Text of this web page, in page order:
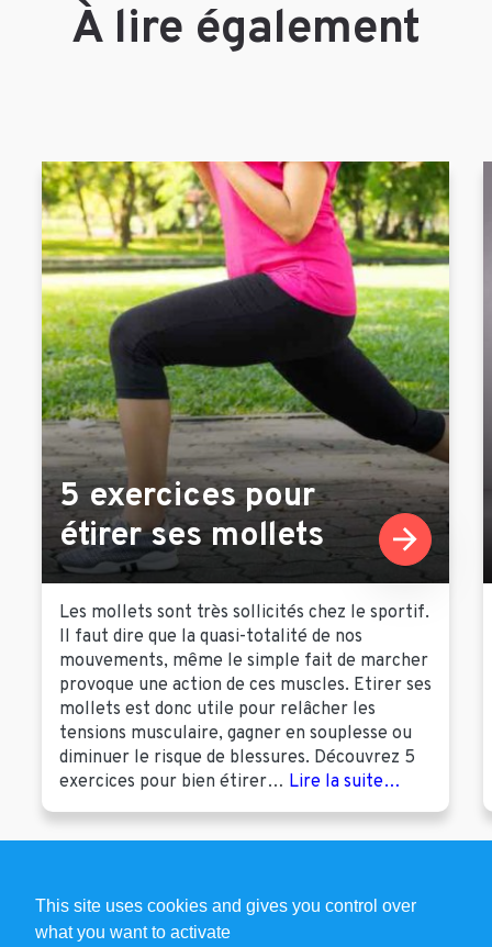
À lire également
5 exercices pour
étirer ses mollets
Les mollets sont très sollicités chez le sportif.
Il faut dire que la quasi-totalité de nos
mouvements, même le simple fait de marcher
provoque une action de ces muscles. Etirer ses
mollets est donc utile pour relâcher les
tensions musculaire, gagner en souplesse ou
diminuer le risque de blessures. Découvrez 5
exercices pour bien étirer… Lire la suite…
This site uses cookies and gives you control over
what you want to activate